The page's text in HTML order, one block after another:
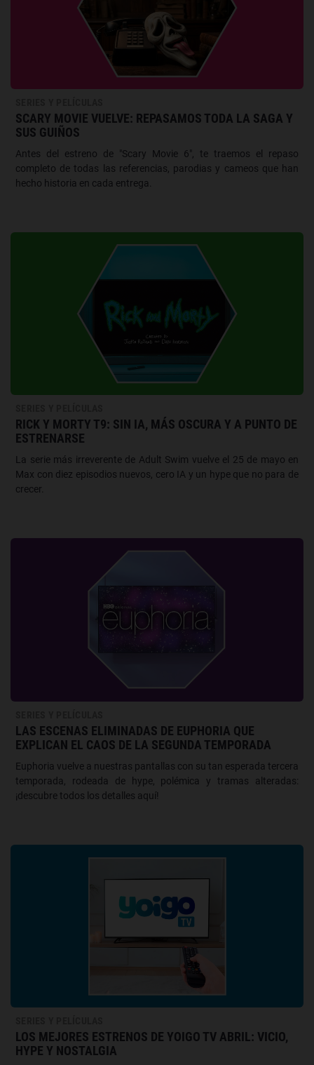
SCARY MOVIE VUELVE: REPASAMOS TODA LA SAGA Y
SUS GUIÑOS
Antes del estreno de "Scary Movie 6", te traemos el repaso
completo de todas las referencias, parodias y cameos que han
hecho historia en cada entrega.
RICK Y MORTY T9: SIN IA, MÁS OSCURA Y A PUNTO DE
ESTRENARSE
La serie más irreverente de Adult Swim vuelve el 25 de mayo en
Max con diez episodios nuevos, cero IA y un hype que no para de
crecer.
LAS ESCENAS ELIMINADAS DE EUPHORIA QUE
EXPLICAN EL CAOS DE LA SEGUNDA TEMPORADA
Euphoria vuelve a nuestras pantallas con su tan esperada tercera
temporada, rodeada de hype, polémica y tramas alteradas:
¡descubre todos los detalles aquí!
LOS MEJORES ESTRENOS DE YOIGO TV ABRIL: VICIO,
HYPE Y NOSTALGIA